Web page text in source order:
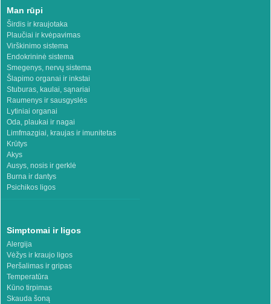
Man rūpi
Širdis ir kraujotaka
Plaučiai ir kvėpavimas
Virškinimo sistema
Endokrininė sistema
Smegenys, nervų sistema
Šlapimo organai ir inkstai
Stuburas, kaulai, sąnariai
Raumenys ir sausgyslės
Lytiniai organai
Oda, plaukai ir nagai
Limfmazgiai, kraujas ir imunitetas
Krūtys
Akys
Ausys, nosis ir gerklė
Burna ir dantys
Psichikos ligos
Simptomai ir ligos
Alergija
Vėžys ir kraujo ligos
Peršalimas ir gripas
Temperatūra
Kūno tirpimas
Skauda šoną